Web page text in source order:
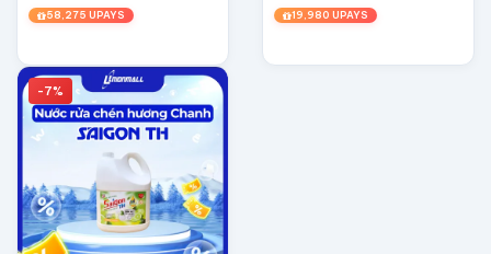
58,275 UPAYS 19,980 UPAYS
-7%